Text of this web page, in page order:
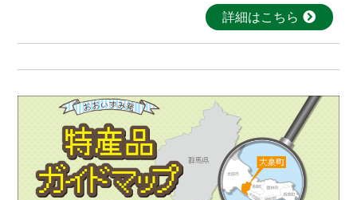
詳細はこちら